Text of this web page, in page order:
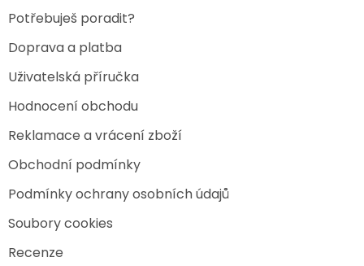
Potřebuješ poradit?
Doprava a platba
Uživatelská příručka
Hodnocení obchodu
Reklamace a vrácení zboží
Obchodní podmínky
Podmínky ochrany osobních údajů
Soubory cookies
Recenze